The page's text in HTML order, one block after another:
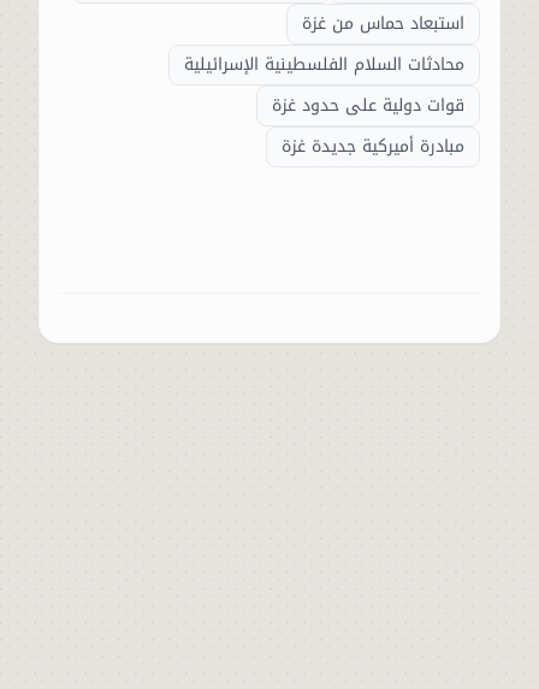
استبعاد حماس من غزة
محادثات السلام الفلسطينية الإسرائيلية
قوات دولية على حدود غزة
مبادرة أميركية جديدة غزة